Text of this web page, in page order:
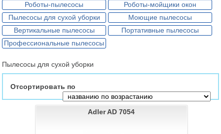
Роботы-пылесосы
Роботы-мойщики окон
Пылесосы для сухой уборки
Моющие пылесосы
Вертикальные пылесосы
Портативные пылесосы
Профессиональные пылесосы
Пылесосы для сухой уборки
Отсортировать по
Adler AD 7054